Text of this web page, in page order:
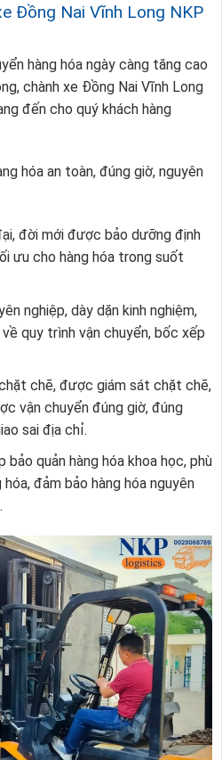
Đồng Nai Vĩnh Long NKP
hàng hóa ngày càng tăng cao
chành xe Đồng Nai Vĩnh Long
đến cho quý khách hàng
hóa an toàn, đúng giờ, nguyên
đời mới được bảo dưỡng định
ưu cho hàng hóa trong suốt
nghiệp, dày dặn kinh nghiệm,
quy trình vận chuyển, bốc xếp
chẽ, được giám sát chặt chẽ,
vận chuyển đúng giờ, đúng
sai địa chỉ.
bảo quản hàng hóa khoa học, phù
đảm bảo hàng hóa nguyên